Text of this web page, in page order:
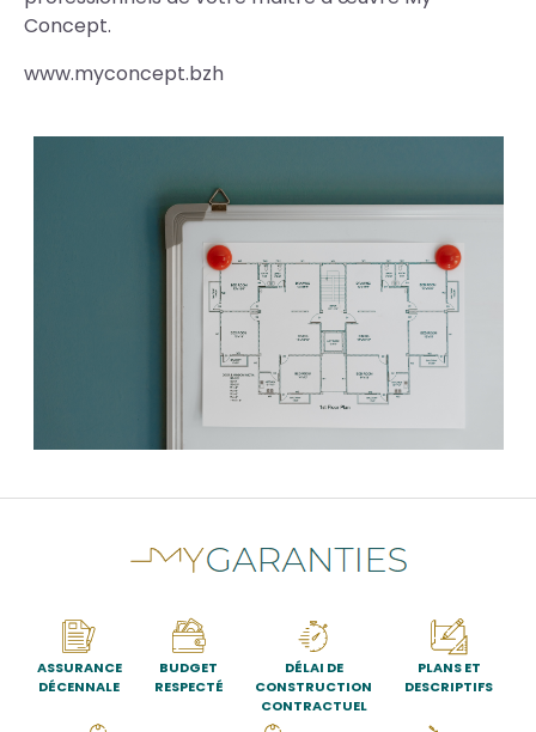
Concept.
www.myconcept.bzh
ASSURANCE
DÉCENNALE
BUDGET
RESPECTÉ
DÉLAI DE
CONSTRUCTION
CONTRACTUEL
PLANS ET
DESCRIPTIFS